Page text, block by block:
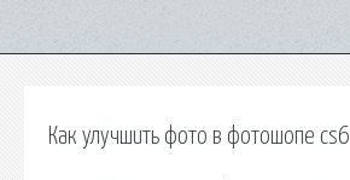
Как улучшить фото в фотошопе cs6